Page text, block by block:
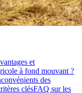
et
à fond mouvant ?
des
clésFAQ sur les